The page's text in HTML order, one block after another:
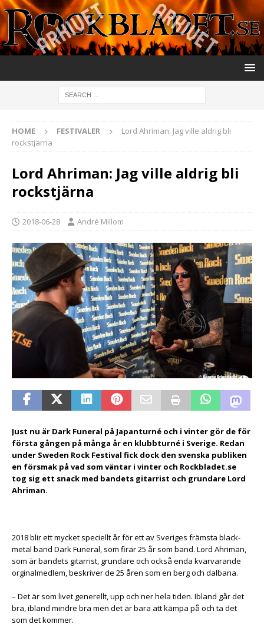
HOME FESTIVALER
Lord Ahriman: Jag ville aldrig bli
rockstjärna
Lord Ahriman: Jag ville aldrig bli
rockstjärna
2018-06-28 André Millom
Just nu är Dark Funeral på Japanturné och i vinter gör de för
första gången på många år en klubbturné i Sverige. Redan
under Sweden Rock Festival fick dock den svenska publiken
en försmak på vad som väntar i vinter och Rockbladet.se
tog sig ett snack med bandets gitarrist och grundare Lord
Ahriman.
2018 blir ett mycket speciellt år för ett av Sveriges främsta black-
metal band Dark Funeral, som firar 25 år som band. Lord Ahriman,
som är bandets gitarrist, grundare och också enda kvarvarande
orginalmedlem, beskriver de 25 åren som en berg och dalbana.
– Det är som livet generellt, upp och ner hela tiden. Ibland går det
bra, ibland mindre bra men det är bara att kämpa på och ta det
som det kommer.